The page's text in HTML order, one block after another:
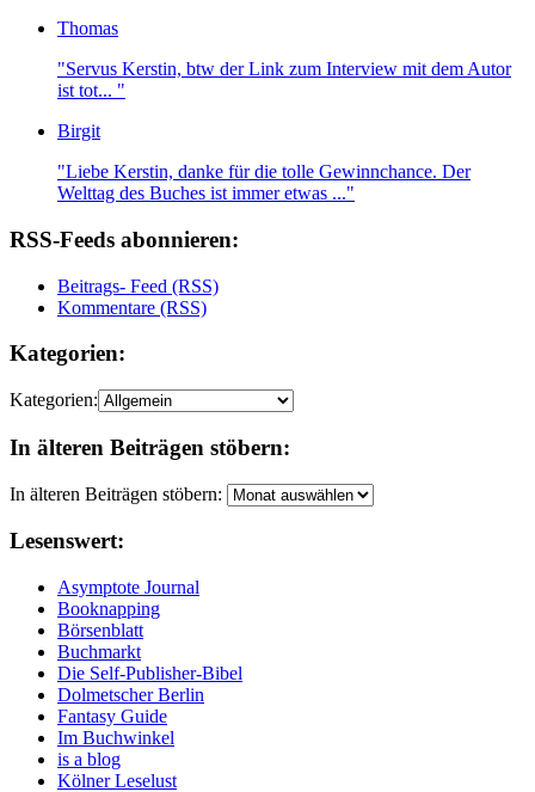
Thomas
"Servus Kerstin, btw der Link zum Interview mit dem Autor
ist tot... "
Birgit
"Liebe Kerstin, danke für die tolle Gewinnchance. Der
Welttag des Buches ist immer etwas ..."
RSS-Feeds abonnieren:
Beitrags- Feed (RSS)
Kommentare (RSS)
Kategorien:
Kategorien:
In älteren Beiträgen stöbern:
In älteren Beiträgen stöbern:
Lesenswert:
Asymptote Journal
Booknapping
Börsenblatt
Buchmarkt
Die Self-Publisher-Bibel
Dolmetscher Berlin
Fantasy Guide
Im Buchwinkel
is a blog
Kölner Leselust